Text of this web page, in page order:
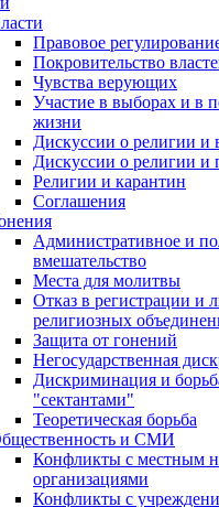
Правовое
Покровительство
Чувства верующих
Участие в выборах и в
жизни
Дискуссии о религии и
Дискуссии о религии и
Религии и карантин
Соглашения
Административное и
вмешательство
Места для молитвы
Отказ в регистрации и
религиозных
Защита от гонений
Негосударственная
Дискриминация и
"сектантами"
Теоретическая борьба
и СМИ
Конфликты с местным
организациями
Конфликты с